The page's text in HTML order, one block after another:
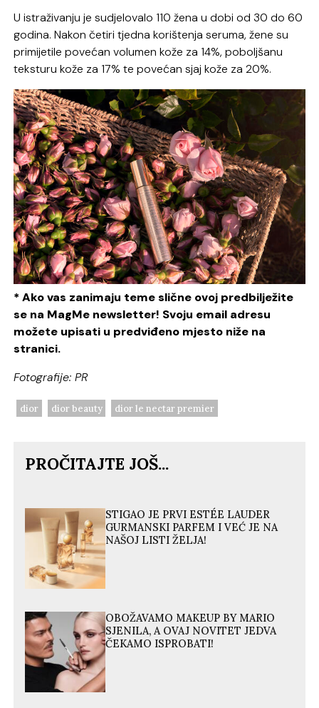
U istraživanju je sudjelovalo 110 žena u dobi od 30 do 60
godina. Nakon četiri tjedna korištenja seruma, žene su
primijetile povećan volumen kože za 14%, poboljšanu
teksturu kože za 17% te povećan sjaj kože za 20%.
* Ako vas zanimaju teme slične ovoj predbilježite
se na MagMe newsletter! Svoju email adresu
možete upisati u predviđeno mjesto niže na
stranici.
Fotografije: PR
dior dior beauty dior le nectar premier
PROČITAJTE JOŠ...
STIGAO JE PRVI ESTÉE LAUDER
GURMANSKI PARFEM I VEĆ JE NA
NAŠOJ LISTI ŽELJA!
OBOŽAVAMO MAKEUP BY MARIO
SJENILA, A OVAJ NOVITET JEDVA
ČEKAMO ISPROBATI!